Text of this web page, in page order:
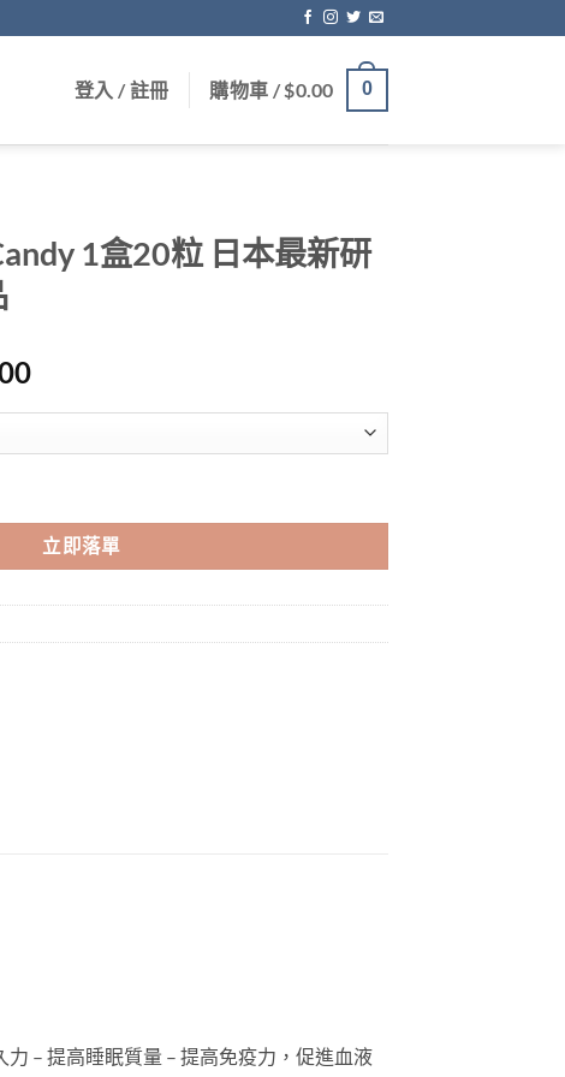
登入 / 註冊 購物車 /$0.00 0
1盒20粒 日本最新研
Price
through
立即落單
力 – 提高睡眠質量 – 提高免疫力，促進血液